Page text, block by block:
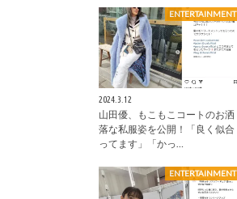
ENTERTAINMENT
2024.3.12
山田優、もこもこコートのお洒
落な私服姿を公開！「良く似合
ってます」「かっ…
ENTERTAINMENT